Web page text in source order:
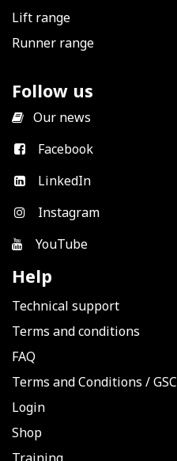
Lift range
Runner range
Follow us
Our news
Facebook
LinkedIn
Instagram
YouTube
Help
Technical support
Terms and conditions
FAQ
Terms and Conditions /GSC
Login
Shop